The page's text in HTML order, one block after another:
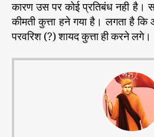
कारण उस पर कोई प्रतिबंध नही
कीमती कुत्ता हने गया है। लगता है
परवरिश (?) शायद कुत्ता ही करने लगे।